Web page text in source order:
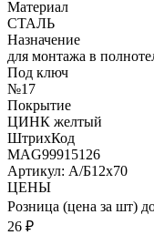
Материал
СТАЛЬ
Назначение
для монтажа в
Под ключ
№17
Покрытие
ЦИНК желтый
ШтрихКод
MAG99915126
Артикул: А/Б12х70
ЦЕНЫ
Розница (цена за шт)
26 ₽